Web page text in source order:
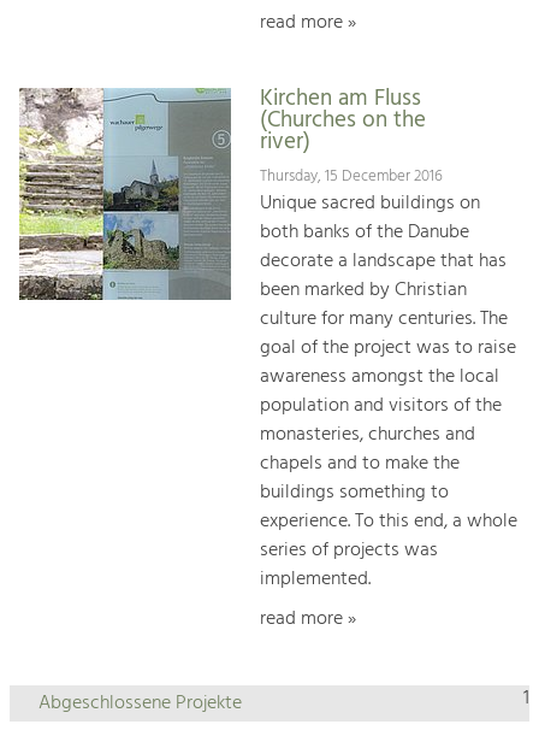
read more »
Kirchen am Fluss
(Churches on the
river)
Thursday, 15 December 2016
Unique sacred buildings on
both banks of the Danube
decorate a landscape that has
been marked by Christian
culture for many centuries. The
goal of the project was to raise
awareness amongst the local
population and visitors of the
monasteries, churches and
chapels and to make the
buildings something to
experience. To this end, a whole
series of projects was
implemented.
read more »
1
Abgeschlossene Projekte